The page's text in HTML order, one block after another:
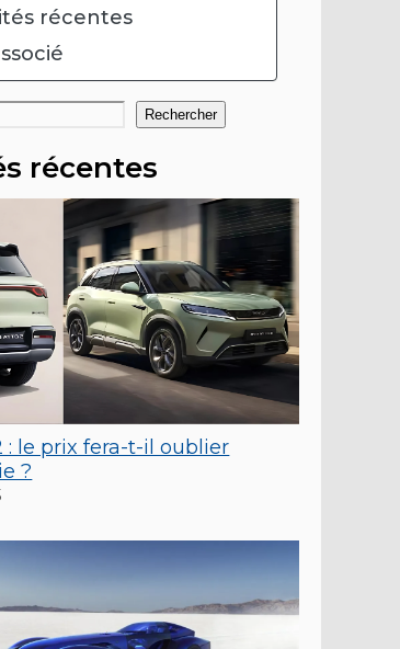
récentes
Rechercher
récentes
: le prix fera-t-il oublier
?